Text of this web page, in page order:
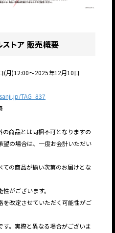
ストア 販売概要
(月)12:00～2025年12月10日
TAG_837
商品とは同梱不可となりますの
望の場合は、一度お会計いただい
の商品が揃い次第のお届けとな
がございます。
改定させていただく可能性がご
。実際と異なる場合がございま